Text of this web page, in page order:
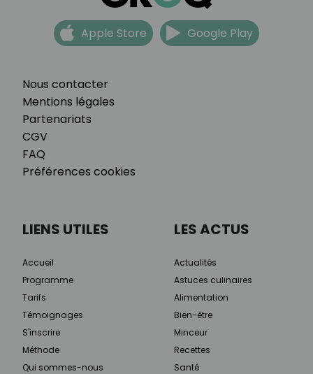
Nous contacter
Mentions légales
Partenariats
CGV
FAQ
Préférences cookies
Apple Store Google Play
LIENS UTILES
Accueil
Programme
Tarifs
Témoignages
S'inscrire
Méthode
Qui sommes-nous
LES ACTUS
Actualités
Astuces culinaires
Alimentation
Bien-être
Minceur
Recettes
Santé